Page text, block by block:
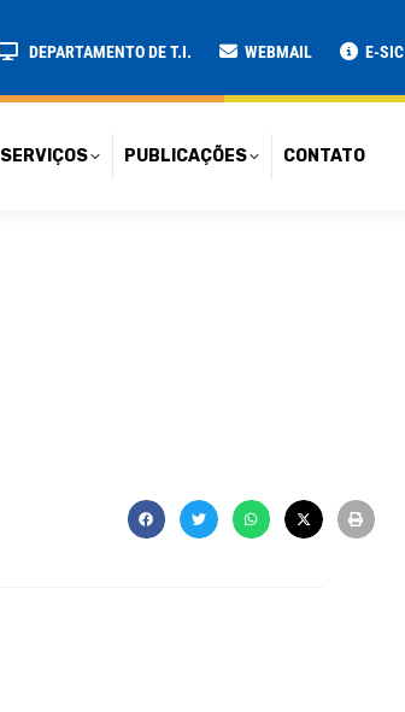
DEPARTAMENTO DE T.I. WEBMAIL E-SIC
SERVIÇOS PUBLICAÇÕES CONTATO